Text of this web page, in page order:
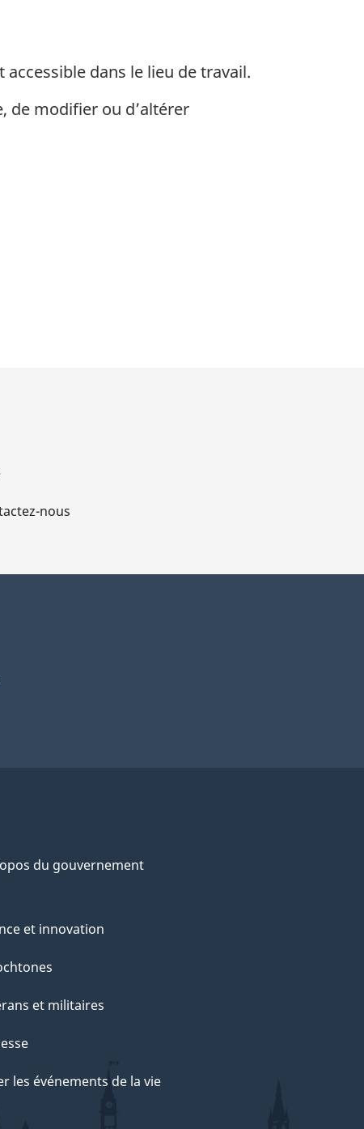
dans le lieu de travail.
de modifier ou d’altérer
nous
du gouvernement
et innovation
et militaires
les événements de la vie